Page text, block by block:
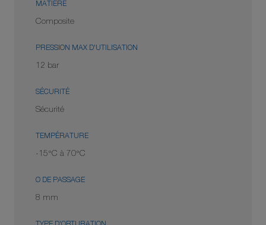
MATIÈRE
Composite
PRESSION MAX D'UTILISATION
12 bar
SÉCURITÉ
Sécurité
TEMPÉRATURE
-15°C à 70°C
Ø DE PASSAGE
8 mm